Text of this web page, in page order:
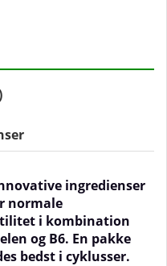
ingredienser
normale
i kombination
og B6. En pakke
bedst i cyklusser.